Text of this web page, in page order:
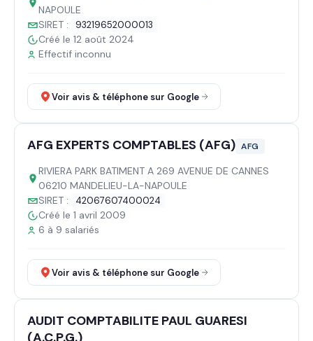
NAPOULE
SIRET :
93219652000013
Créé le 12 août 2024
Effectif inconnu
Voir avis & téléphone sur Google
AFG EXPERTS COMPTABLES (AFG) AFG
RIVIERA PARK BATIMENT A 269 AVENUE DE CANNES
06210 MANDELIEU-LA-NAPOULE
SIRET :
42067607400024
Créé le 1 avril 2009
6 à 9 salariés
Voir avis & téléphone sur Google
AUDIT COMPTABILITE PAUL GUARESI
(A.C.P.G.)